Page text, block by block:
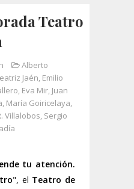
Teatro
Alberto
Jaén, Emilio
, Eva Mir, Juan
, María Goiricelaya,
Villalobos, Sergio
tu atención.
", el Teatro de